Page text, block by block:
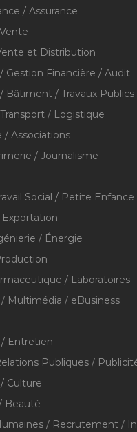
/ Assurance
et Distribution
Gestion Financière / Audit
Bâtiment / Travaux Publics
/ Logistique
/ Associations
/ Journalisme
Social / Petite Enfance
/ Énergie
/ Laboratoires
Multimédia / eBusiness
Entretien
Publiques /
Culture
Beauté
/ Recrutement /